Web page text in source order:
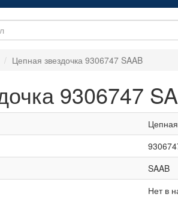
Цепная звездочка 9306747 SAAB
9306747
SAAB
Нет в